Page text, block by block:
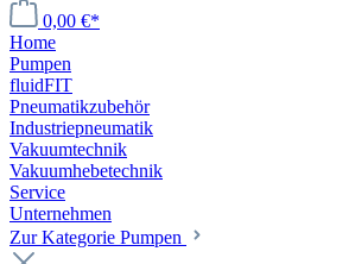
0,00 €*
Home
Pumpen
fluidFIT
Pneumatikzubehör
Industriepneumatik
Vakuumtechnik
Vakuumhebetechnik
Service
Unternehmen
Zur Kategorie Pumpen